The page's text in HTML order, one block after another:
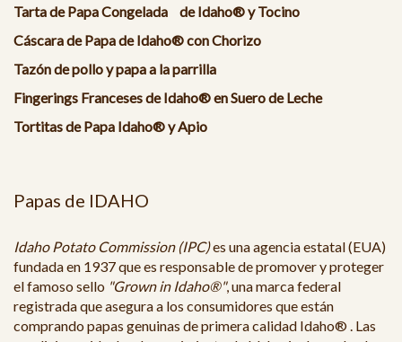
Tarta de Papa Congelada de Idaho® y Tocino
Cáscara de Papa de Idaho® con Chorizo
Tazón de pollo y papa a la parrilla
Fingerings Franceses de Idaho® en Suero de Leche
Tortitas de Papa Idaho® y Apio
Papas de IDAHO
Idaho Potato Commission (IPC)es una agencia estatal (EUA)
fundada en 1937 que es responsable de promover y proteger
el famoso sello "Grown in Idaho®", una marca federal
registrada que asegura a los consumidores que están
comprando papas genuinas de primera calidad Idaho® . Las